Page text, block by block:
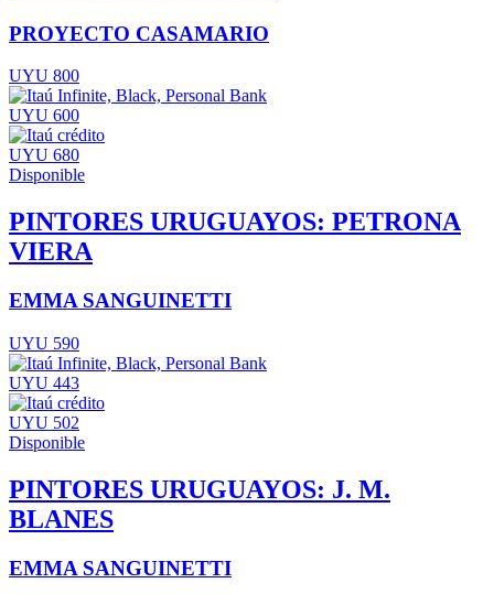
PROYECTO CASAMARIO
UYU 800
UYU 600
UYU 680
Disponible
PINTORES URUGUAYOS: PETRONA
VIERA
EMMA SANGUINETTI
UYU 590
UYU 443
UYU 502
Disponible
PINTORES URUGUAYOS: J. M.
BLANES
EMMA SANGUINETTI